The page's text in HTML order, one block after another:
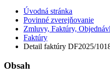
Úvodná stránka
Povinné zverejňovanie
Zmluvy, Faktúry,
Faktúry
Detail faktúry DF2025/
Obsah